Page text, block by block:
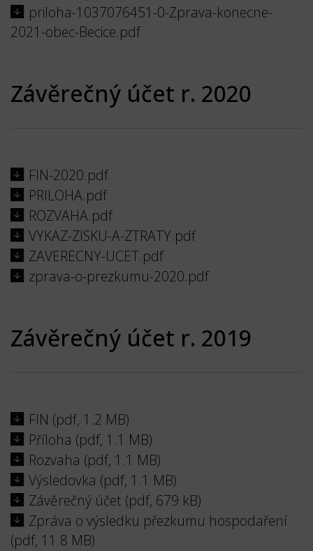
priloha-1037076451-0-Zprava-konecne-
2021-obec-Becice.pdf
Závěrečný účet r. 2020
FIN-2020.pdf
PRILOHA.pdf
ROZVAHA.pdf
VYKAZ-ZISKU-A-ZTRATY.pdf
ZAVERECNY-UCET.pdf
zprava-o-prezkumu-2020.pdf
Závěrečný účet r. 2019
FIN (pdf, 1.2 MB)
Příloha (pdf, 1.1 MB)
Rozvaha (pdf, 1.1 MB)
Výsledovka (pdf, 1.1 MB)
Závěrečný účet (pdf, 679 kB)
Zpráva o výsledku přezkumu hospodaření
(pdf, 11.8 MB)